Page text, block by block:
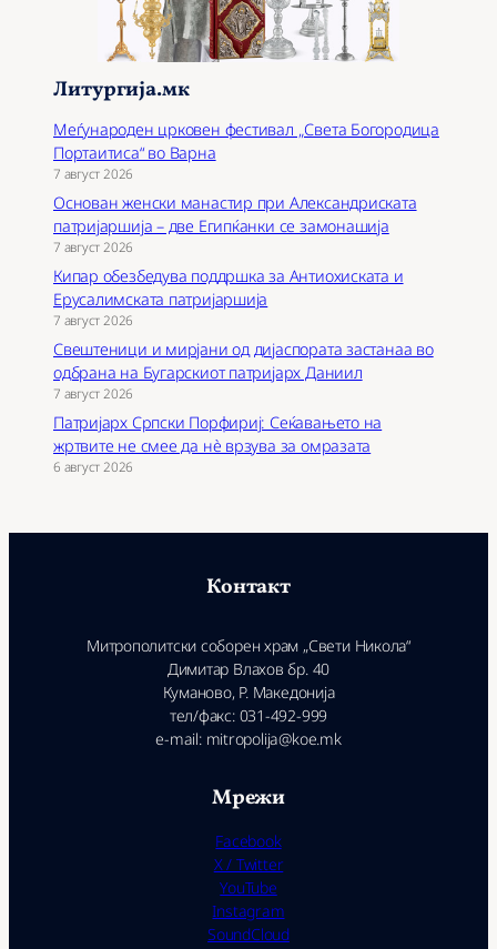
Литургија.мк
Меѓународен црковен фестивал „Света Богородица
Портаитиса“ во Варна
7 август 2026
Основан женски манастир при Александриската
патријаршија – две Египќанки се замонашија
7 август 2026
Кипар обезбедува поддршка за Антиохиската и
Ерусалимската патријаршија
7 август 2026
Свештеници и мирјани од дијаспората застанаа во
одбрана на Бугарскиот патријарх Даниил
7 август 2026
Патријарх Српски Порфириј: Сеќавањето на
жртвите не смее да нѐ врзува за омразата
6 август 2026
Контакт
Митрополитски соборен храм „Свети Никола“
Димитар Влахов бр. 40
Куманово, Р. Македонија
тел/факс: 031-492-999
e-mail: mitropolija@koe.mk
Мрежи
Facebook
X / Twitter
YouTube
Instagram
SoundCloud